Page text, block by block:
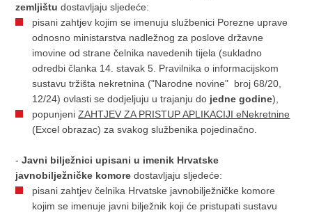
zemljištu dostavljaju sljedeće:
pisani zahtjev kojim se imenuju službenici Porezne uprave
odnosno ministarstva nadležnog za poslove državne
imovine od strane čelnika navedenih tijela (sukladno
odredbi članka 14. stavak 5. Pravilnika o informacijskom
sustavu tržišta nekretnina ("Narodne novine" broj 68/20,
12/24) ovlasti se dodjeljuju u trajanju do jedne godine),
popunjeniZAHTJEV ZA PRISTUP APLIKACIJI eNekretnine
(Excel obrazac) za svakog službenika pojedinačno.
-Javni bilježnici upisani u imenik Hrvatske
javnobilježničke komore dostavljaju sljedeće:
pisani zahtjev čelnika Hrvatske javnobilježničke komore
kojim se imenuje javni bilježnik koji će pristupati sustavu